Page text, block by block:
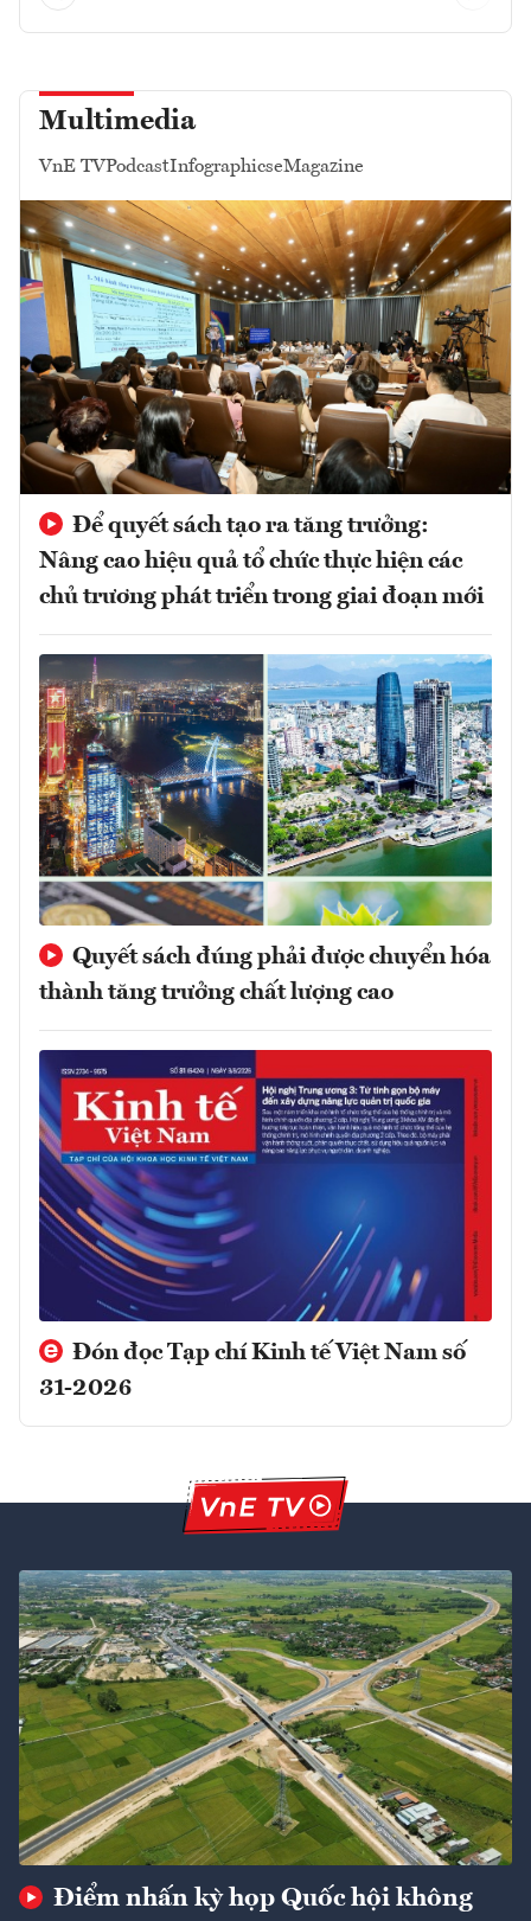
Multimedia
VnE TVPodcastInfographicseMagazine
Để quyết sách tạo ra tăng trưởng:
Nâng cao hiệu quả tổ chức thực hiện các
chủ trương phát triển trong giai đoạn mới
Quyết sách đúng phải được chuyển hóa
thành tăng trưởng chất lượng cao
Đón đọc Tạp chí Kinh tế Việt Nam số
31-2026
Điểm nhấn kỳ họp Quốc hội không